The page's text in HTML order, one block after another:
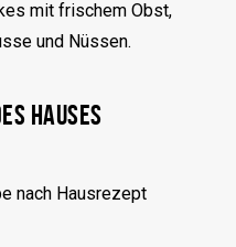
mit frischem Obst,
und Nüssen.
HAUSES
nach Hausrezept